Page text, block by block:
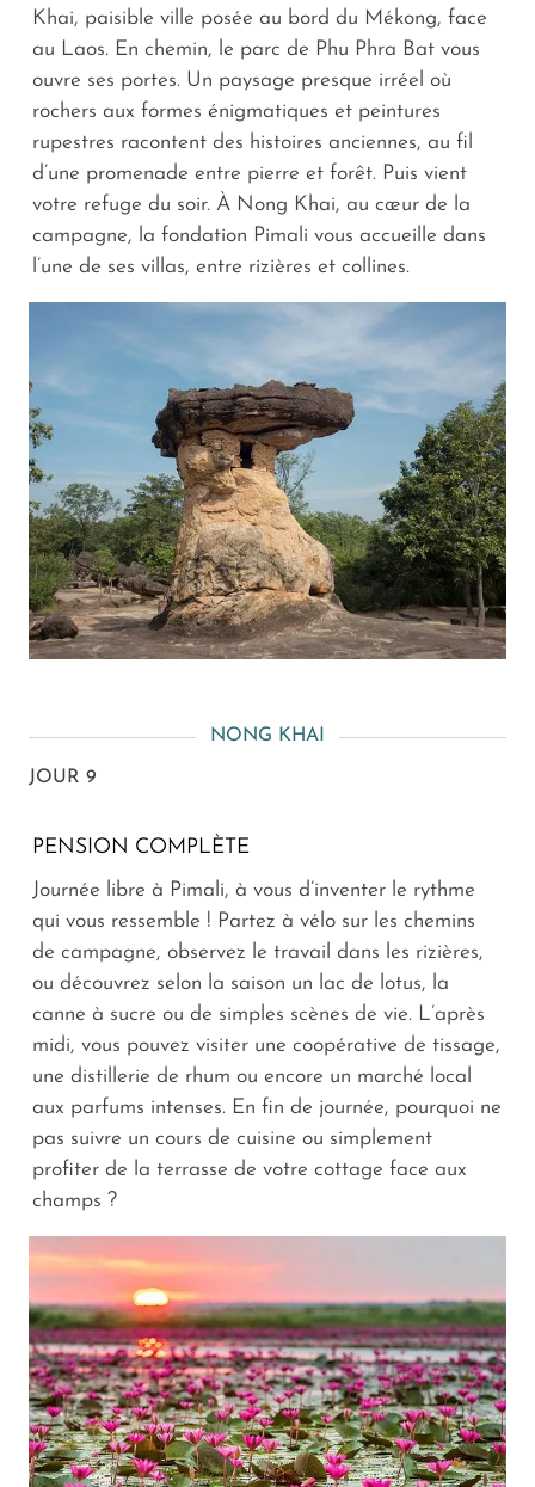
Khai, paisible ville posée au bord du Mékong, face
au Laos. En chemin, le parc de Phu Phra Bat vous
ouvre ses portes. Un paysage presque irréel où
rochers aux formes énigmatiques et peintures
rupestres racontent des histoires anciennes, au fil
d’une promenade entre pierre et forêt. Puis vient
votre refuge du soir. À Nong Khai, au cœur de la
campagne, la fondation Pimali vous accueille dans
l’une de ses villas, entre rizières et collines.
NONG KHAI
JOUR 9
PENSION COMPLÈTE
Journée libre à Pimali, à vous d’inventer le rythme
qui vous ressemble ! Partez à vélo sur les chemins
de campagne, observez le travail dans les rizières,
ou découvrez selon la saison un lac de lotus, la
canne à sucre ou de simples scènes de vie. L’après
midi, vous pouvez visiter une coopérative de tissage,
une distillerie de rhum ou encore un marché local
aux parfums intenses. En fin de journée, pourquoi ne
pas suivre un cours de cuisine ou simplement
profiter de la terrasse de votre cottage face aux
champs ?